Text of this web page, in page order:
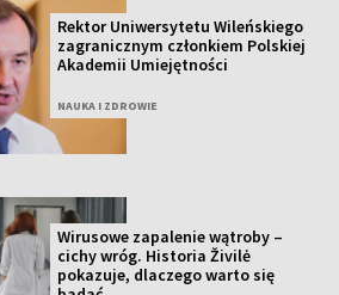
Rektor Uniwersytetu Wileńskiego
zagranicznym członkiem Polskiej
Akademii Umiejętności
NAUKA I ZDROWIE
Wirusowe zapalenie wątroby –
cichy wróg. Historia Živilė
pokazuje, dlaczego warto się